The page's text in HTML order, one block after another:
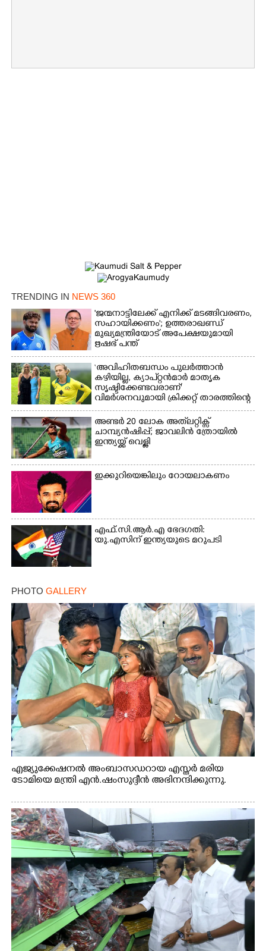
TRENDING IN NEWS 360
'ജന്മനാട്ടിലേക്ക് എനിക്ക് മടങ്ങിവരണം,
സഹായിക്കണം'; ഉത്തരാഖണ്ഡ്
മുഖ്യമന്ത്രിയോട് അപേക്ഷയുമായി
ഋഷഭ് പന്ത്
‘അവിഹിതബന്ധം പുലർത്താൻ
കഴിയില്ല,​ ക്യാപ്റ്റൻമാർ മാതൃക
സൃഷ്ടിക്കേണ്ടവരാണ്'
വിമർശനവുമായി ക്രിക്കറ്റ് താരത്തിന്റെ
ഭാര്യ
അണ്ടർ 20 ലോക അത്‌ലറ്റിക്സ്
ചാമ്പ്യൻഷിപ്പ്; ജാവലിൻ ത്രോയിൽ
ഇന്ത്യയ്ക്ക് വെള്ളി
ഇക്കുറിയെങ്കിലും റോയലാകണം
എഫ്.സി.ആർ.എ ഭേദഗതി:
യു.എസിന് ഇന്ത്യയുടെ മറുപടി
PHOTO GALLERY
എജ്യുക്കേഷനൽ അംബാസഡറായ എസ്തർ മരിയ
ടോമിയെ മന്ത്രി എൻ.ഷംസുദ്ദീൻ അഭിനന്ദിക്കുന്നു.
Copy Link